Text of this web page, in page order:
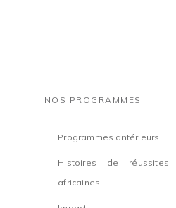
NOS PROGRAMMES
Programmes antérieurs
Histoires de réussites
africaines